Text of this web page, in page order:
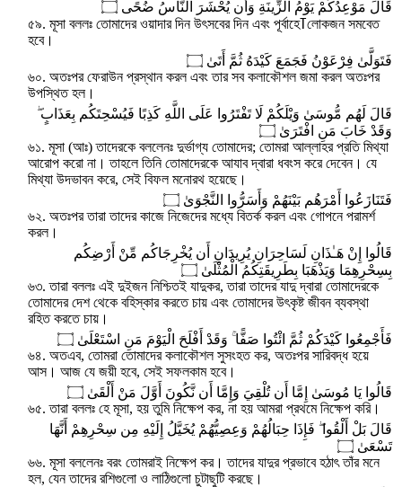
قَالَ مَوْعِدُكُمْ يَوْمُ الزِّينَةِ وَأَن يُحْشَرَ النَّاسُ ضُحًى ۝
৫৯. মূসা বললঃ তোমাদের ওয়াদার দিন উৎসবের দিন এবং পূর্বাহেߠলোকজন সমবেত
হবে।
فَتَوَلَّىٰ فِرْعَوْنُ فَجَمَعَ كَيْدَهُ ثُمَّ أَتَىٰ ۝
৬০. অতঃপর ফেরাউন প্রস্থান করল এবং তার সব কলাকৌশল জমা করল অতঃপর
উপস্থিত হল।
قَالَ لَهُم مُّوسَىٰ وَيْلَكُمْ لَا تَفْتَرُوا عَلَى اللَّهِ كَذِبًا فَيُسْحِتَكُم بِعَذَابٍ ۖ
وَقَدْ خَابَ مَنِ افْتَرَىٰ ۝
৬১. মূসা (আঃ) তাদেরকে বললেনঃ দুর্ভাগ্য তোমাদের; তোমরা আল্লাহর প্রতি মিথ্যা
আরোপ করো না। তাহলে তিনি তোমাদেরকে আযাব দ্বারা ধবংস করে দেবেন। যে
মিথ্যা উদভাবন করে, সেই বিফল মনোরথ হয়েছে।
فَتَنَازَعُوا أَمْرَهُم بَيْنَهُمْ وَأَسَرُّوا النَّجْوَىٰ ۝
৬২. অতঃপর তারা তাদের কাজে নিজেদের মধ্যে বিতর্ক করল এবং গোপনে পরামর্শ
করল।
قَالُوا إِنْ هَـٰذَانِ لَسَاحِرَانِ يُرِيدَانِ أَن يُخْرِجَاكُم مِّنْ أَرْضِكُم
بِسِحْرِهِمَا وَيَذْهَبَا بِطَرِيقَتِكُمُ الْمُثْلَىٰ ۝
৬৩. তারা বললঃ এই দুইজন নিশ্চিতই যাদুকর, তারা তাদের যাদু দ্বারা তোমাদেরকে
তোমাদের দেশ থেকে বহিস্কার করতে চায় এবং তোমাদের উৎকৃষ্ট জীবন ব্যবস্থা
রহিত করতে চায়।
فَأَجْمِعُوا كَيْدَكُمْ ثُمَّ ائْتُوا صَفًّا ۚ وَقَدْ أَفْلَحَ الْيَوْمَ مَنِ اسْتَعْلَىٰ ۝
৬৪. অতএব, তোমরা তোমাদের কলাকৌশল সুসংহত কর, অতঃপর সারিবদ্ধ হয়ে
আস। আজ যে জয়ী হবে, সেই সফলকাম হবে।
قَالُوا يَا مُوسَىٰ إِمَّا أَن تُلْقِيَ وَإِمَّا أَن نَّكُونَ أَوَّلَ مَنْ أَلْقَىٰ ۝
৬৫. তারা বললঃ হে মূসা, হয় তুমি নিক্ষেপ কর, না হয় আমরা প্রথমে নিক্ষেপ করি।
قَالَ بَلْ أَلْقُوا ۖ فَإِذَا حِبَالُهُمْ وَعِصِيُّهُمْ يُخَيَّلُ إِلَيْهِ مِن سِحْرِهِمْ أَنَّهَا
تَسْعَىٰ ۝
৬৬. মূসা বললেনঃ বরং তোমরাই নিক্ষেপ কর। তাদের যাদুর প্রভাবে হঠাৎ তাঁর মনে
হল, যেন তাদের রশিগুলো ও লাঠিগুলো চুটাছুটি করছে।